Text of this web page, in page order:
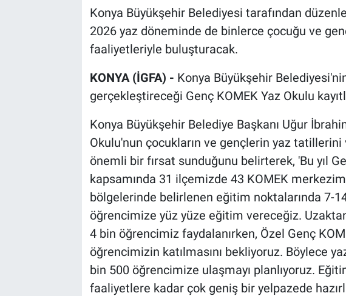
Konya Büyükşehir Belediyesi tarafından
2026 yaz döneminde de binlerce çocuğu ve
faaliyetleriyle buluşturacak.
KONYA (İGFA) - Konya Büyükşehir
gerçekleştireceği Genç KOMEK Yaz Okulu
Konya Büyükşehir Belediye Başkanı Uğur
Okulu'nun çocukların ve gençlerin yaz
önemli bir fırsat sunduğunu belirterek, 'Bu yıl
kapsamında 31 ilçemizde 43 KOMEK
bölgelerinde belirlenen eğitim noktalarında 7-
öğrencimize yüz yüze eğitim vereceğiz.
4 bin öğrencimiz faydalanırken, Özel Genç
öğrencimizin katılmasını bekliyoruz. Böylece
bin 500 öğrencimize ulaşmayı planlıyoruz.
faaliyetlere kadar çok geniş bir yelpazede